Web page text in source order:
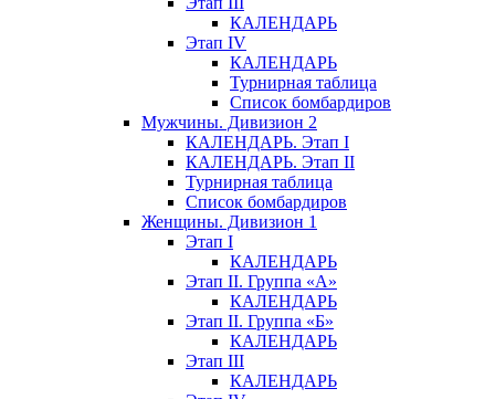
КАЛЕНДАРЬ
Этап IV
КАЛЕНДАРЬ
Турнирная таблица
Список бомбардиров
Мужчины. Дивизион 2
КАЛЕНДАРЬ. Этап I
КАЛЕНДАРЬ. Этап II
Турнирная таблица
Список бомбардиров
Женщины. Дивизион 1
Этап I
КАЛЕНДАРЬ
Этап II. Группа «А»
КАЛЕНДАРЬ
Этап II. Группа «Б»
КАЛЕНДАРЬ
Этап III
КАЛЕНДАРЬ